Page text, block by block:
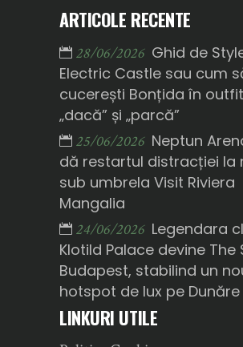
ARTICOLE RECENTE
28/06/2026 Ghid de
Electric Castle sau cum
cucerești Bonțida în
„dacă” și „parcă”
25/06/2026 Neptun
dă restartul distracției la
sub umbrela Visit Riviera
Mangalia
24/06/2026 Legendara
Klotild Palace devine The
Budapest, stabilind un
hotspot de lux pe Dunăre
LINKURI UTILE